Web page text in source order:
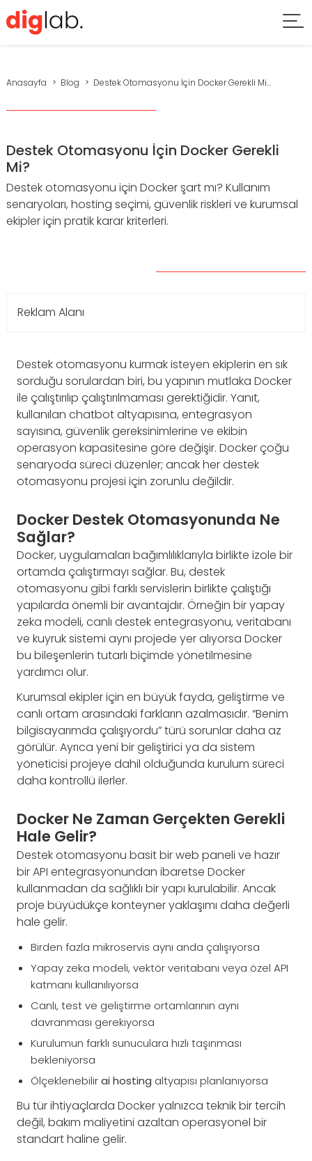
Anasayfa Blog Destek Otomasyonu İçin Docker Gerekli Mi...
Destek Otomasyonu İçin Docker Gerekli
Mi?
Destek otomasyonu için Docker şart mı? Kullanım
senaryoları, hosting seçimi, güvenlik riskleri ve kurumsal
ekipler için pratik karar kriterleri.
Reklam Alanı
Destek otomasyonu kurmak isteyen ekiplerin en sık
sorduğu sorulardan biri, bu yapının mutlaka Docker
ile çalıştırılıp çalıştırılmaması gerektiğidir. Yanıt,
kullanılan chatbot altyapısına, entegrasyon
sayısına, güvenlik gereksinimlerine ve ekibin
operasyon kapasitesine göre değişir. Docker çoğu
senaryoda süreci düzenler; ancak her destek
otomasyonu projesi için zorunlu değildir.
Docker Destek Otomasyonunda Ne
Sağlar?
Docker, uygulamaları bağımlılıklarıyla birlikte izole bir
ortamda çalıştırmayı sağlar. Bu, destek
otomasyonu gibi farklı servislerin birlikte çalıştığı
yapılarda önemli bir avantajdır. Örneğin bir yapay
zeka modeli, canlı destek entegrasyonu, veritabanı
ve kuyruk sistemi aynı projede yer alıyorsa Docker
bu bileşenlerin tutarlı biçimde yönetilmesine
yardımcı olur.
Kurumsal ekipler için en büyük fayda, geliştirme ve
canlı ortam arasındaki farkların azalmasıdır. “Benim
bilgisayarımda çalışıyordu” türü sorunlar daha az
görülür. Ayrıca yeni bir geliştirici ya da sistem
yöneticisi projeye dahil olduğunda kurulum süreci
daha kontrollü ilerler.
Docker Ne Zaman Gerçekten Gerekli
Hale Gelir?
Destek otomasyonu basit bir web paneli ve hazır
bir API entegrasyonundan ibaretse Docker
kullanmadan da sağlıklı bir yapı kurulabilir. Ancak
proje büyüdükçe konteyner yaklaşımı daha değerli
hale gelir.
Birden fazla mikroservis aynı anda çalışıyorsa
Yapay zeka modeli, vektör veritabanı veya özel API
katmanı kullanılıyorsa
Canlı, test ve geliştirme ortamlarının aynı
davranması gerekiyorsa
Kurulumun farklı sunuculara hızlı taşınması
bekleniyorsa
Ölçeklenebilirai hosting altyapısı planlanıyorsa
Bu tür ihtiyaçlarda Docker yalnızca teknik bir tercih
değil, bakım maliyetini azaltan operasyonel bir
standart haline gelir.